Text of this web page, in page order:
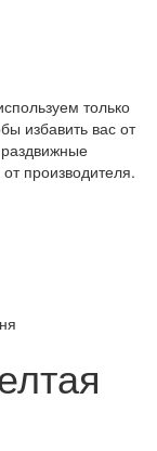
только
избавить вас от
производителя.